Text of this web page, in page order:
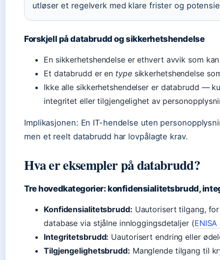
utløser et regelverk med klare frister og
Forskjell på databrudd og sikkerhetshendelse
En sikkerhetshendelse er ethvert avvik som
Et databrudd er en typesikkerhetshendelse
Ikke alle sikkerhetshendelser er databrudd —
integritet eller tilgjengelighet av
Implikasjonen: En IT-hendelse uten
men et reelt databrudd har lovpålagte krav.
Hva er eksempler på databrudd?
Tre hovedkategorier: konfidensialitetsbrudd,
Konfidensialitetsbrudd: Uautorisert tilgang,
database via stjålne innloggingsdetaljer (
Integritetsbrudd: Uautorisert endring eller
Tilgjengelighetsbrudd: Manglende tilgang til